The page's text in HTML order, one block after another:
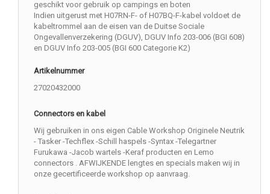
geschikt voor gebruik op campings en boten
Indien uitgerust met H07RN-F- of H07BQ-F-kabel voldoet de
kabeltrommel aan de eisen van de Duitse Sociale
Ongevallenverzekering (DGUV), DGUV Info 203-006 (BGI 608)
en DGUV Info 203-005 (BGI 600 Categorie K2)
Artikelnummer
27020432000
Connectors en kabel
Wij gebruiken in ons eigen Cable Workshop Originele Neutrik
- Tasker -Techflex -Schill haspels -Syntax -Telegartner
Furukawa -Jacob wartels -Keraf producten en Lemo
connectors . AFWIJKENDE lengtes en specials maken wij in
onze gecertificeerde workshop op aanvraag.